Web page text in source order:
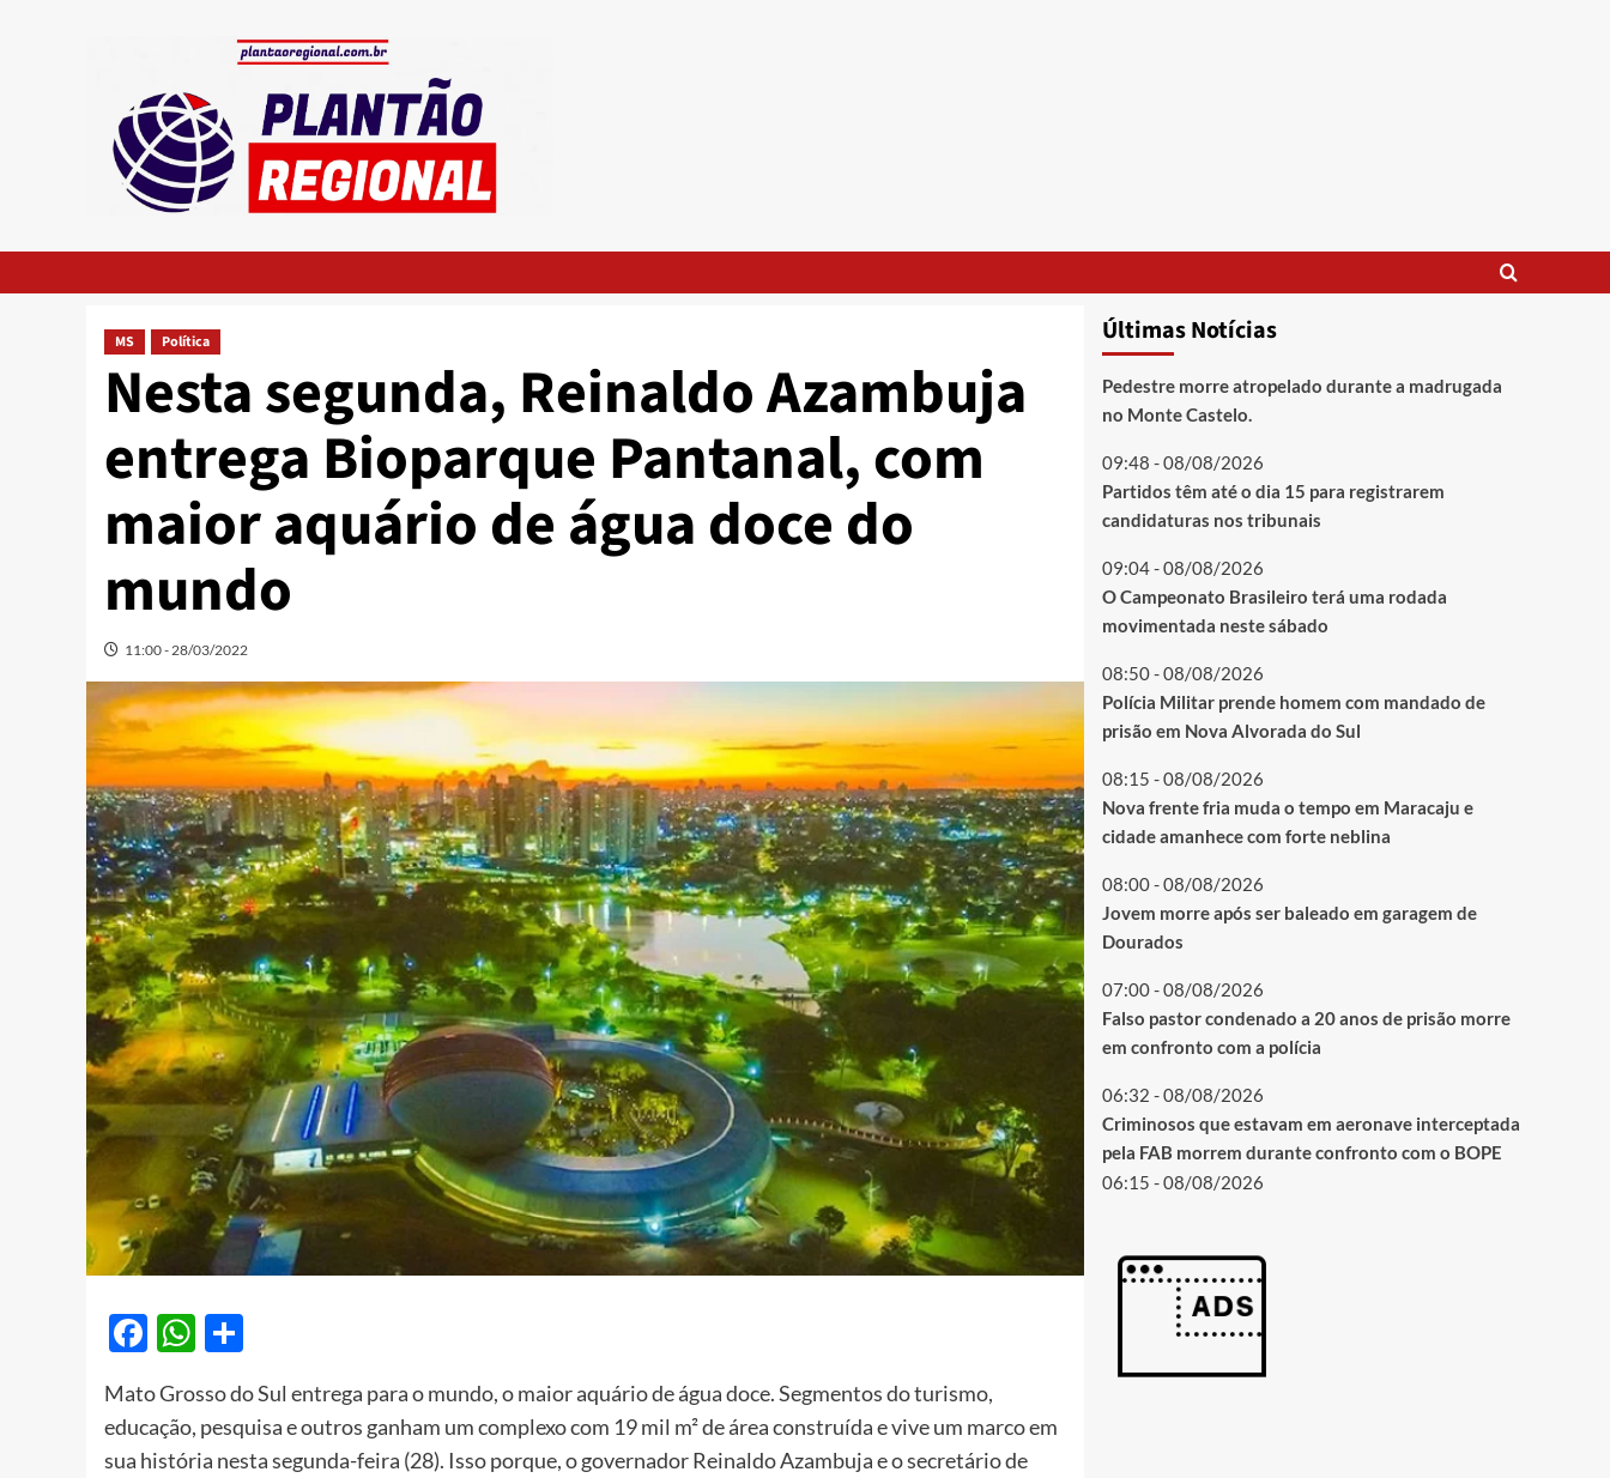
MS Política
Nesta segunda, Reinaldo Azambuja
entrega Bioparque Pantanal, com
maior aquário de água doce do
mundo
11:00 - 28/03/2022
Facebook
WhatsApp
Mato Grosso do Sul entrega para o mundo, o maior aquário de água doce. Segmentos do turismo,
educação, pesquisa e outros ganham um complexo com 19 mil m² de área construída e vive um marco em
sua história nesta segunda-feira (28). Isso porque, o governador Reinaldo Azambuja e o secretário de
Últimas Notícias
Pedestre morre atropelado durante a madrugada
no Monte Castelo.
09:48 - 08/08/2026
Partidos têm até o dia 15 para registrarem
candidaturas nos tribunais
09:04 - 08/08/2026
O Campeonato Brasileiro terá uma rodada
movimentada neste sábado
08:50 - 08/08/2026
Polícia Militar prende homem com mandado de
prisão em Nova Alvorada do Sul
08:15 - 08/08/2026
Nova frente fria muda o tempo em Maracaju e
cidade amanhece com forte neblina
08:00 - 08/08/2026
Jovem morre após ser baleado em garagem de
Dourados
07:00 - 08/08/2026
Falso pastor condenado a 20 anos de prisão morre
em confronto com a polícia
06:32 - 08/08/2026
Criminosos que estavam em aeronave interceptada
pela FAB morrem durante confronto com o BOPE
06:15 - 08/08/2026